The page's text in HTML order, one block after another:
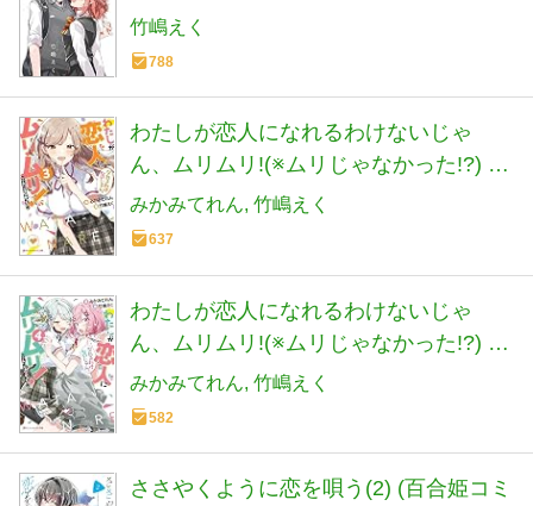
竹嶋えく
788
わたしが恋人になれるわけないじゃ
ん、ムリムリ!(※ムリじゃなかった!?) 3
(ダッシュエックス文庫)
みかみてれん 竹嶋えく
637
わたしが恋人になれるわけないじゃ
ん、ムリムリ!(※ムリじゃなかった!?) 4
(ダッシュエックス文庫)
みかみてれん 竹嶋えく
582
ささやくように恋を唄う(2) (百合姫コミ